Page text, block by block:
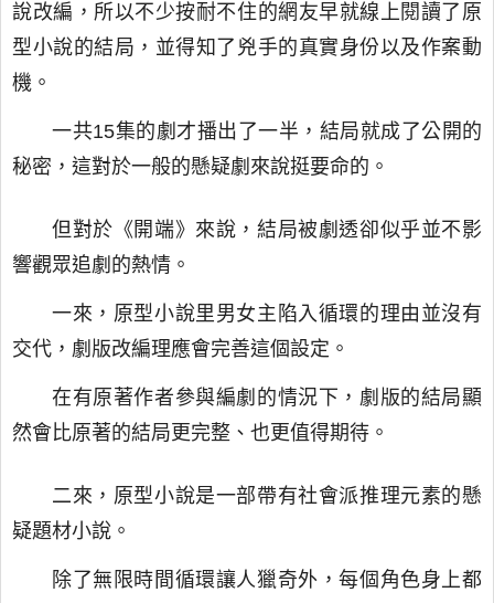
說改編，所以不少按耐不住的網友早就線上閱讀了原
型小說的結局，並得知了兇手的真實身份以及作案動
機。
一共15集的劇才播出了一半，結局就成了公開的
秘密，這對於一般的懸疑劇來說挺要命的。
但對於《開端》來說，結局被劇透卻似乎並不影
響觀眾追劇的熱情。
一來，原型小說里男女主陷入循環的理由並沒有
交代，劇版改編理應會完善這個設定。
在有原著作者參與編劇的情況下，劇版的結局顯
然會比原著的結局更完整、也更值得期待。
二來，原型小說是一部帶有社會派推理元素的懸
疑題材小說。
除了無限時間循環讓人獵奇外，每個角色身上都